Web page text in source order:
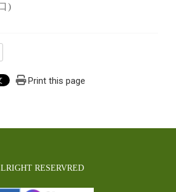
)
Print this page
RESERVRED